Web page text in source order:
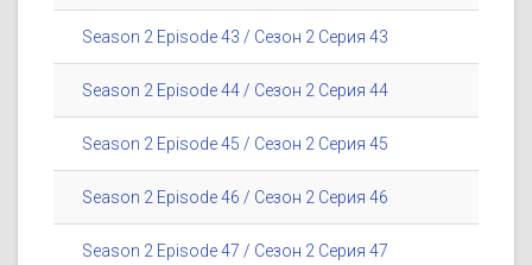
Season 2 Episode 43 / Сезон 2 Серия 43
Season 2 Episode 44 / Сезон 2 Серия 44
Season 2 Episode 45 / Сезон 2 Серия 45
Season 2 Episode 46 / Сезон 2 Серия 46
Season 2 Episode 47 / Сезон 2 Серия 47